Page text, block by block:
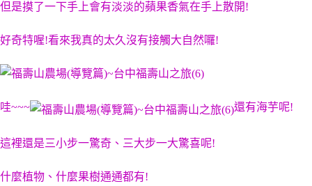
但是摸了一下手上會有淡淡的蘋果香氣在手上散開!
好奇特喔!看來我真的太久沒有接觸大自然囉!
哇~~~ 還有海芋呢!
這裡還是三小步一驚奇、三大步一大驚喜呢!
什麼植物、什麼果樹通通都有!